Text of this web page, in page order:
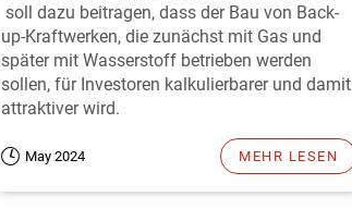
soll dazu beitragen, dass der Bau von Back-
up-Kraftwerken, die zunächst mit Gas und
später mit Wasserstoff betrieben werden
sollen, für Investoren kalkulierbarer und damit
attraktiver wird.
May 2024 MEHR LESEN